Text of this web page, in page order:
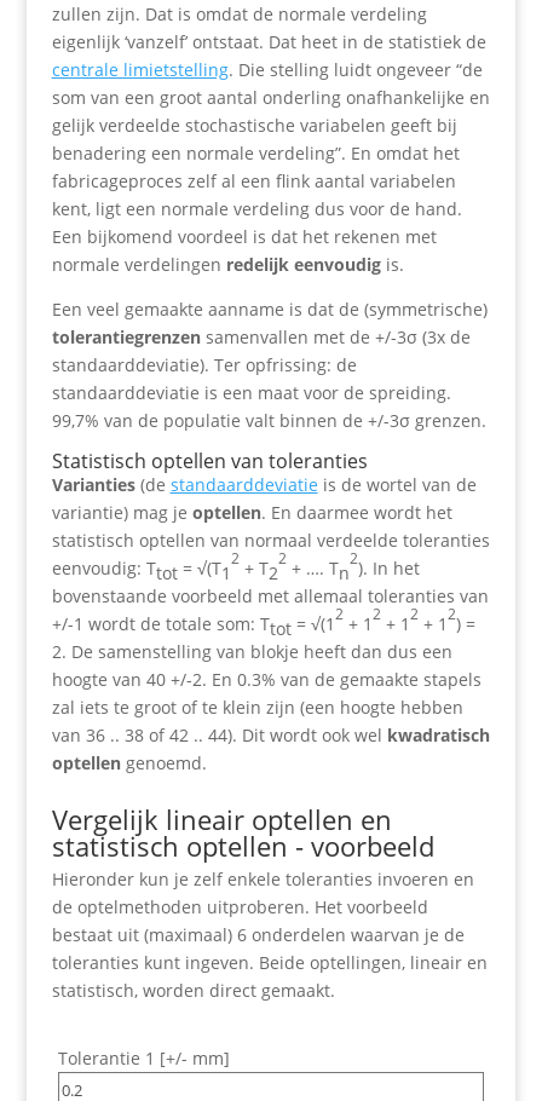
zullen zijn. Dat is omdat de normale verdeling
eigenlijk ‘vanzelf’ ontstaat. Dat heet in de statistiek de
centrale limietstelling. Die stelling luidt ongeveer “de
som van een groot aantal onderling onafhankelijke en
gelijk verdeelde stochastische variabelen geeft bij
benadering een normale verdeling”. En omdat het
fabricageproces zelf al een flink aantal variabelen
kent, ligt een normale verdeling dus voor de hand.
Een bijkomend voordeel is dat het rekenen met
normale verdelingen redelijk eenvoudigis.
Een veel gemaakte aanname is dat de (symmetrische)
tolerantiegrenzensamenvallen met de +/-3σ (3x de
standaarddeviatie). Ter opfrissing: de
standaarddeviatie is een maat voor de spreiding.
99,7% van de populatie valt binnen de +/-3σ grenzen.
Statistisch optellen van toleranties
Varianties(de standaarddeviatie is de wortel van de
variantie) mag je optellen. En daarmee wordt het
statistisch optellen van normaal verdeelde toleranties
eenvoudig: Ttot= √(T1
2+ T2
2+ …. Tn
2). In het
bovenstaande voorbeeld met allemaal toleranties van
+/-1 wordt de totale som: Ttot= √(1 2+ 1 2+ 1 2+ 1 2) =
2. De samenstelling van blokje heeft dan dus een
hoogte van 40 +/-2. En 0.3% van de gemaakte stapels
zal iets te groot of te klein zijn (een hoogte hebben
van 36 .. 38 of 42 .. 44). Dit wordt ook wel kwadratisch
optellengenoemd.
Vergelijk lineair optellen en
statistisch optellen - voorbeeld
Hieronder kun je zelf enkele toleranties invoeren en
de optelmethoden uitproberen. Het voorbeeld
bestaat uit (maximaal) 6 onderdelen waarvan je de
toleranties kunt ingeven. Beide optellingen, lineair en
statistisch, worden direct gemaakt.
Tolerantie 1 [+/- mm]